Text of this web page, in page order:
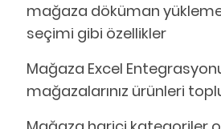
mağaza döküman
seçimi gibi özellikler
Mağaza Excel
mağazalarınız ürünleri